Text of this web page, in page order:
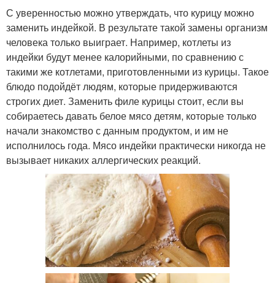
С уверенностью можно утверждать, что курицу можно
заменить индейкой. В результате такой замены организм
человека только выиграет. Например, котлеты из
индейки будут менее калорийными, по сравнению с
такими же котлетами, приготовленными из курицы. Такое
блюдо подойдёт людям, которые придерживаются
строгих диет. Заменить филе курицы стоит, если вы
собираетесь давать белое мясо детям, которые только
начали знакомство с данным продуктом, и им не
исполнилось года. Мясо индейки практически никогда не
вызывает никаких аллергических реакций.